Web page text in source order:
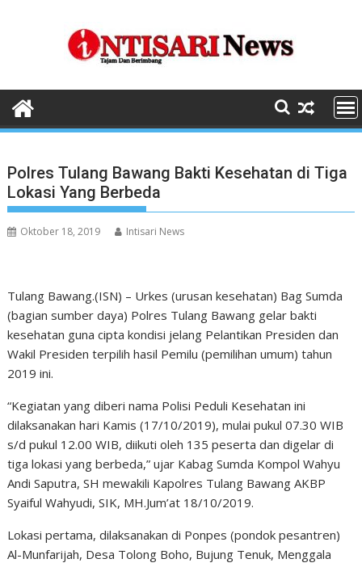
Polres Tulang Bawang Bakti Kesehatan di Tiga
Lokasi Yang Berbeda
Oktober 18, 2019 Intisari News
Tulang Bawang.(ISN) – Urkes (urusan kesehatan) Bag Sumda
(bagian sumber daya) Polres Tulang Bawang gelar bakti
kesehatan guna cipta kondisi jelang Pelantikan Presiden dan
Wakil Presiden terpilih hasil Pemilu (pemilihan umum) tahun
2019 ini.
“Kegiatan yang diberi nama Polisi Peduli Kesehatan ini
dilaksanakan hari Kamis (17/10/2019), mulai pukul 07.30 WIB
s/d pukul 12.00 WIB, diikuti oleh 135 peserta dan digelar di
tiga lokasi yang berbeda,” ujar Kabag Sumda Kompol Wahyu
Andi Saputra, SH mewakili Kapolres Tulang Bawang AKBP
Syaiful Wahyudi, SIK, MH.Jum’at 18/10/2019.
Lokasi pertama, dilaksanakan di Ponpes (pondok pesantren)
Al-Munfarijah, Desa Tolong Boho, Bujung Tenuk, Menggala